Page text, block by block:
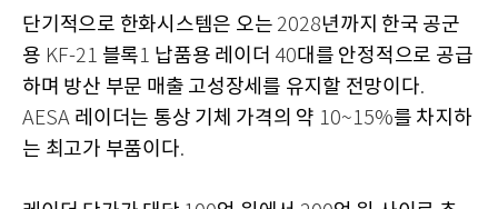
단기적으로 한화시스템은 오는 2028년까지 한국 공군
용 KF-21 블록1 납품용 레이더 40대를 안정적으로 공급
하며 방산 부문 매출 고성장세를 유지할 전망이다.
AESA 레이더는 통상 기체 가격의 약 10~15%를 차지하
는 최고가 부품이다.